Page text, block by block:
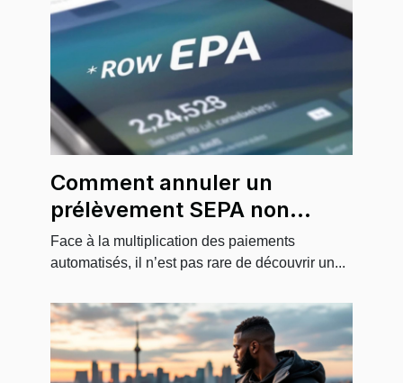
Comment annuler un
prélèvement SEPA non
reconnu ?
Face à la multiplication des paiements
automatisés, il n’est pas rare de découvrir un...